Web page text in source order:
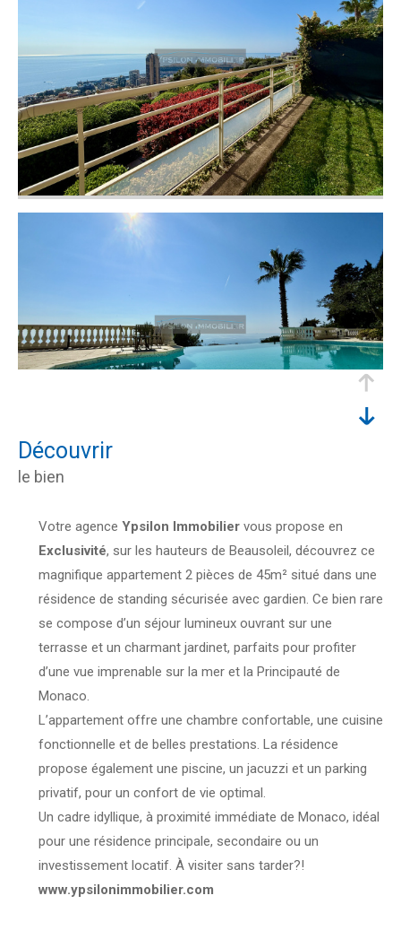
découvrir
le bien
Votre agence Ypsilon Immobiliervous propose en
Exclusivité, sur les hauteurs de Beausoleil, découvrez ce
magnifique appartement 2 pièces de 45m² situé dans une
résidence de standing sécurisée avec gardien. Ce bien rare
se compose d’un séjour lumineux ouvrant sur une
terrasse et un charmant jardinet, parfaits pour profiter
d’une vue imprenable sur la mer et la Principauté de
Monaco.
L’appartement offre une chambre confortable, une cuisine
fonctionnelle et de belles prestations. La résidence
propose également une piscine, un jacuzzi et un parking
privatif, pour un confort de vie optimal.
Un cadre idyllique, à proximité immédiate de Monaco, idéal
pour une résidence principale, secondaire ou un
investissement locatif. À visiter sans tarder?!
www.ypsilonimmobilier.com